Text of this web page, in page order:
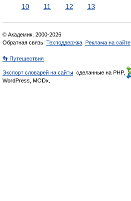
10
11 12 13
© Академик, 2000-2026
Обратная связь: Техподдержка Реклама на сайте
👣 Путешествия
Экспорт словарей на сайты , сделанные на PHP,
WordPress, MODx.